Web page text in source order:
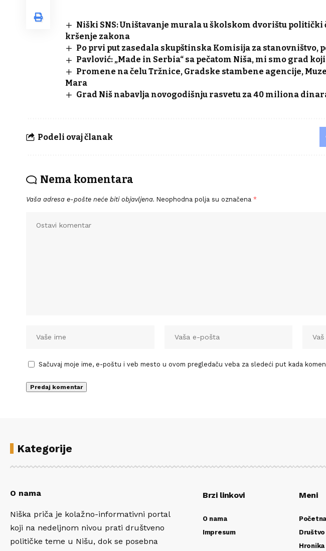
Niški SNS: Uništavanje murala u školskom dvorištu
kršenje zakona
Po prvi put zasedala skupštinska Komisija za stanovništvo,
Pavlović: „Made in Serbia“ sa pečatom Niša, mi smo grad
Promene na čelu Tržnice, Gradske stambene agencije,
Mara
Grad Niš nabavlja novogodišnju rasvetu za 40 miliona
Podeli ovaj članak
Nema komentara
Vaša adresa e-pošte neće biti objavljena. Neophodna polja su označena *
Sačuvaj moje ime, e-poštu i veb mesto u ovom pregledaču veba za sledeći put kada
Kategorije
O nama
Niška priča je kolažno-informativni portal
koji na nedeljnom nivou prati društveno
političke teme u Nišu, dok se posebna
Brzi linkovi
O nama
Impresum
Meni
Početna
Društvo
Hronika